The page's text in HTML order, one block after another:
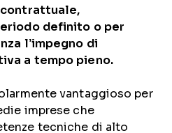
contrattuale,
definito o per
l’impegno di
a tempo pieno.
vantaggioso per
imprese che
tecniche di alto